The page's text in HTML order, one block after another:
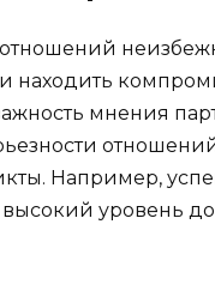
находить
мнения
Например,
высокий уровень